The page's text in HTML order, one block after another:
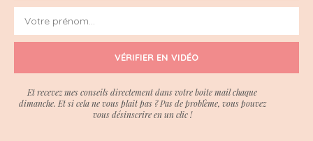
VÉRIFIER EN VIDÉO
Et recevez mes conseils directement dans votre boite mail chaque
dimanche. Et si cela ne vous plait pas ? Pas de problème, vous pouvez
vous désinscrire en un clic !